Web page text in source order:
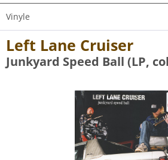
Vinyle
Left Lane Cruiser
Junkyard Speed Ball (LP,